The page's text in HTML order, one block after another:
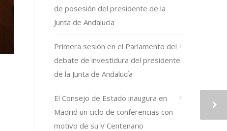
de posesión del presidente de la
Junta de Andalucía
Primera sesión en el Parlamento del
debate de investidura del presidente
de la Junta de Andalucía
El Consejo de Estado inaugura en
Madrid un ciclo de conferencias con
motivo de su V Centenario